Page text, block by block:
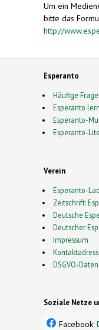
Um ein
bitte das
http://
Esperanto
Häufige
Esperanto
Esperanto-
Esperanto-
Verein
Esperanto-
Zeitschrift:
Deutsche
Deutscher
Impressum
DSGVO-
Soziale Netze
Facebook: